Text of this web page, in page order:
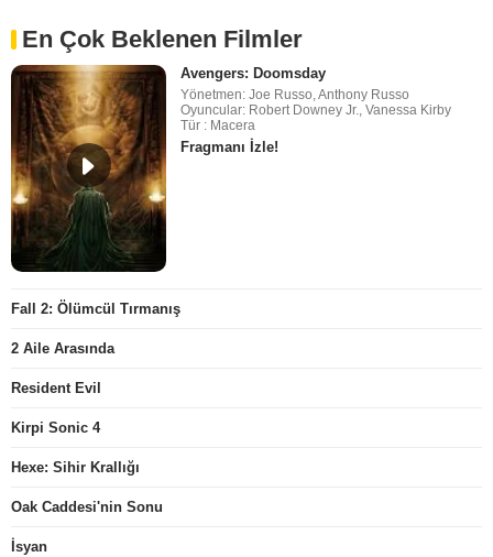
En Çok Beklenen Filmler
Avengers: Doomsday
Yönetmen: Joe Russo, Anthony Russo
Oyuncular: Robert Downey Jr., Vanessa Kirby
Tür : Macera
Fragmanı İzle!
Fall 2: Ölümcül Tırmanış
2 Aile Arasında
Resident Evil
Kirpi Sonic 4
Hexe: Sihir Krallığı
Oak Caddesi'nin Sonu
İsyan